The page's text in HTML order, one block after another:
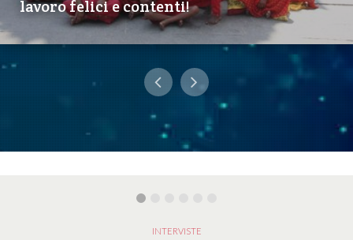
lavoro felici e contenti!
INTERVISTE